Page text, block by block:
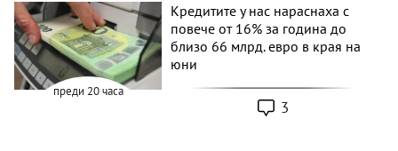
преди 20 часа
Кредитите у нас нараснаха с
повече от 16% за година до
близо 66 млрд. евро в края на
юни
3